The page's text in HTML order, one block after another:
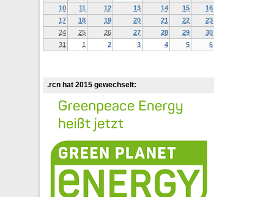
10
11 12 13 14 15
16
17
18 19 20 21 22
23
24
25 26 27 28 29
30
31
1 2 3 4 5 6
.rcn hat 2015 gewechselt: